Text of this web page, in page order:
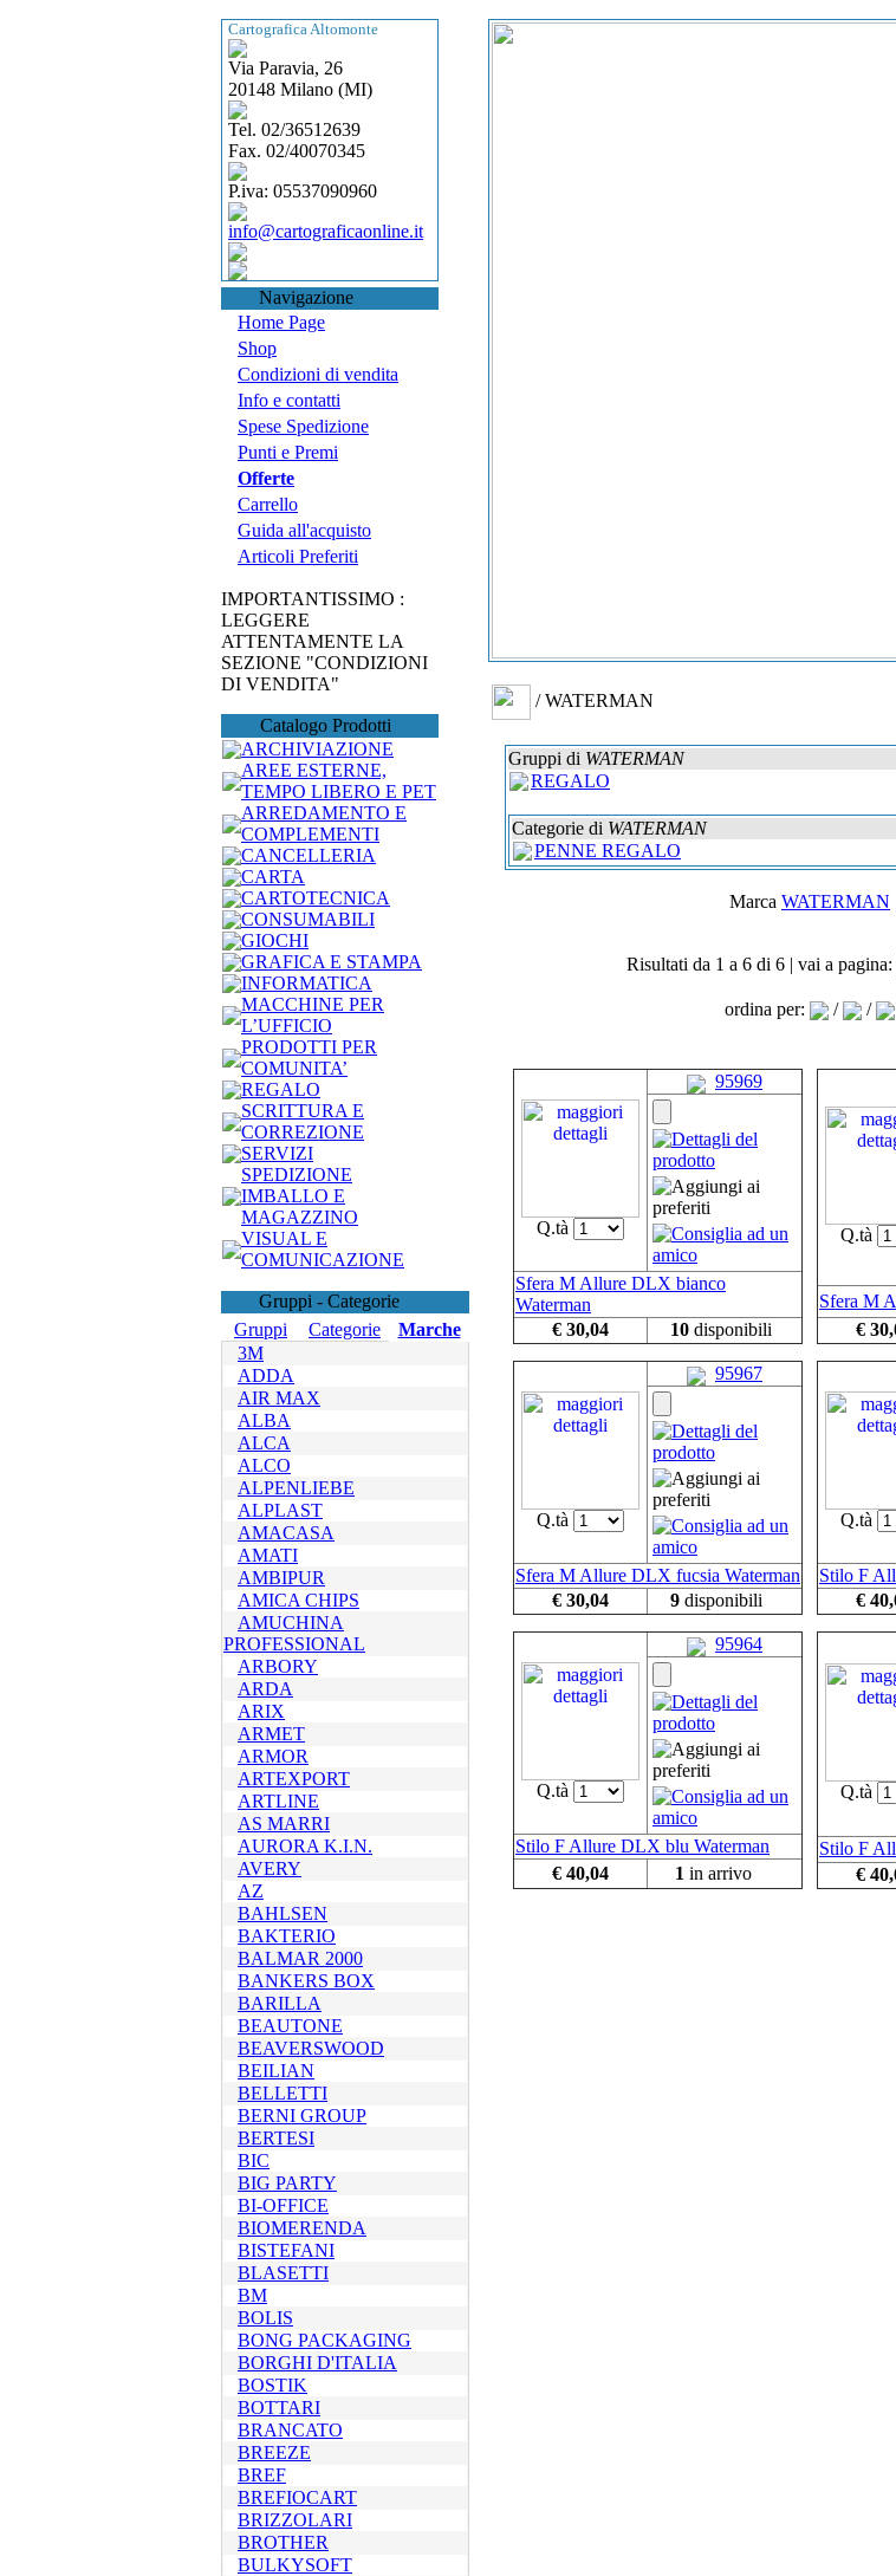
Cartografica Altomonte
Via Paravia, 26
20148 Milano (MI)
Tel. 02/36512639
Fax. 02/40070345
P.iva: 05537090960
info@cartograficaonline.it
Navigazione
Home Page
Shop
Condizioni di vendita
Info e contatti
Spese Spedizione
Punti e Premi
Offerte
Carrello
Guida all'acquisto
Articoli Preferiti
IMPORTANTISSIMO :
LEGGERE
ATTENTAMENTE LA
SEZIONE "CONDIZIONI
DI VENDITA"
Catalogo Prodotti
ARCHIVIAZIONE
AREE ESTERNE,
TEMPO LIBERO E PET
ARREDAMENTO E
COMPLEMENTI
CANCELLERIA
CARTA
CARTOTECNICA
CONSUMABILI
GIOCHI
GRAFICA E STAMPA
INFORMATICA
MACCHINE PER
L’UFFICIO
PRODOTTI PER
COMUNITA’
REGALO
SCRITTURA E
CORREZIONE
SERVIZI
SPEDIZIONE
IMBALLO E
MAGAZZINO
VISUAL E
COMUNICAZIONE
Gruppi - Categorie
Gruppi
Categorie
Marche
3M
ADDA
AIR MAX
ALBA
ALCA
ALCO
ALPENLIEBE
ALPLAST
AMACASA
AMATI
AMBIPUR
AMICA CHIPS
AMUCHINA
PROFESSIONAL
ARBORY
ARDA
ARIX
ARMET
ARMOR
ARTEXPORT
ARTLINE
AS MARRI
AURORA K.I.N.
AVERY
AZ
BAHLSEN
BAKTERIO
BALMAR 2000
BANKERS BOX
BARILLA
BEAUTONE
BEAVERSWOOD
BEILIAN
BELLETTI
BERNI GROUP
BERTESI
BIC
BIG PARTY
BI-OFFICE
BIOMERENDA
BISTEFANI
BLASETTI
BM
BOLIS
BONG PACKAGING
BORGHI D'ITALIA
BOSTIK
BOTTARI
BRANCATO
BREEZE
BREF
BREFIOCART
BRIZZOLARI
BROTHER
BULKYSOFT
/ WATERMAN
Gruppi di WATERMAN
REGALO
Categorie di WATERMAN
PENNE REGALO
Marca WATERMAN
Risultati da 1 a 6 di 6 | vai a pagina:
ordina per: / /
Q.tà
95969
Sfera M Allure DLX bianco
Waterman
€ 30,04
10 disponibili
Q.tà
Sfera M
€
Q.tà
95967
Sfera M Allure DLX fucsia Waterman
€ 30,04
9 disponibili
Q.tà
Stilo F
€
Q.tà
95964
Stilo F Allure DLX blu Waterman
€ 40,04
1 in arrivo
Q.tà
Stilo F
€